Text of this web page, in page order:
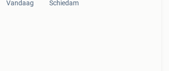
Vandaag Schiedam